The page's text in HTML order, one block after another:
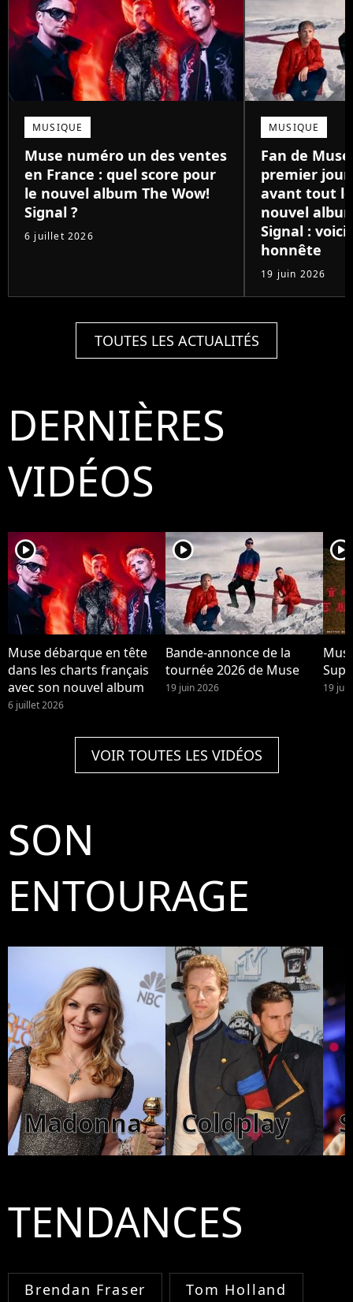
MUSIQUE
Muse numéro un des ventes
en France : quel score pour
le nouvel album The Wow!
Signal ?
6 juillet 2026
MUSIQUE
Fan de
premier
avant tout
nouvel
Signal : voici
honnête
19 juin 2026
TOUTES LES ACTUALITÉS
DERNIÈRES
VIDÉOS
player2
Muse débarque en tête
dans les charts français
avec son nouvel album
6 juillet 2026
player2
Bande-annonce de la
tournée 2026 de Muse
19 juin 2026
player2
19
VOIR TOUTES LES VIDÉOS
SON
ENTOURAGE
Madonna Coldplay
TENDANCES
Brendan Fraser Tom Holland